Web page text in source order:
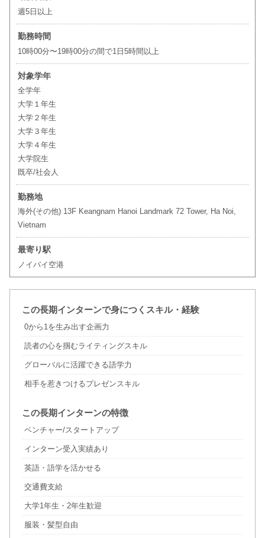
週5日以上
勤務時間
10時00分〜19時00分の間で1日5時間以上
対象学年
全学年
大学１年生
大学２年生
大学３年生
大学４年生
大学院生
既卒/社会人
勤務地
海外(その他) 13F Keangnam Hanoi Landmark 72 Tower, Ha Noi,
Vietnam
最寄り駅
ノイバイ空港
この長期インターンで身につくスキル・経験
0から1を生み出す企画力
読者の心を掴むライティングスキル
グローバルに活躍できる語学力
相手を惹きつけるプレゼンスキル
この長期インターンの特徴
ベンチャー/スタートアップ
インターン受入実績あり
英語・語学を活かせる
交通費支給
大学1年生・2年生歓迎
服装・髪型自由